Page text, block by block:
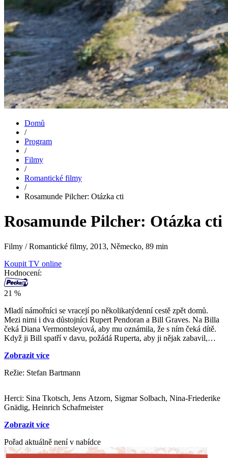
Domů
/
Program
/
Filmy
/
Romantické filmy
/
Rosamunde Pilcher: Otázka cti
Rosamunde Pilcher: Otázka cti
Filmy / Romantické filmy, 2013, Německo, 89 min
Koupit TV online
Hodnocení:
21 %
Mladí námořníci se vracejí po několikatýdenní cestě zpět domů.
Mezi nimi i dva důstojníci Rupert Pendoran a Bill Graves. Na Billa
čeká Diana Vermontsleyová, aby mu oznámila, že s ním čeká dítě.
Když ji Bill spatří v davu, požádá Ruperta, aby ji nějak zabavil,
sestrou Aliciou a jejich rody jsou již od 16. století znepřátelené. To
nepřátelství necítí. Alicia je veterinářkou a již roky se svým otcem
chtěla studovat a s dítětem by to nezvládla. Nyní pracuje jako
zvěrolékařka kousek od rodného domu, aby byla nablízku své
mladší sestře. Jejich otec sir Gerald Vermontsley má nějaké finanční
potíže a pořádá hony a štvanice, které jsou zakázané, aby za to
získal peníze. To se nelíbí jeho sousedovi lordu Pendoranovi ani
Alicii, která dělá vše pro to, aby tomu zabránila… Dianě se podaří
Zobrazit více
Režie: Stefan Bartmann
Herci: Sina Tkotsch, Jens Atzorn, Sigmar Solbach, Nina-Friederike
Gnädig, Heinrich Schafmeister
Zobrazit více
Pořad aktuálně není v nabídce